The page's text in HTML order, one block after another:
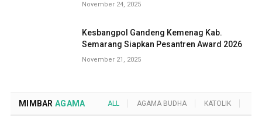
November 24, 2025
Kesbangpol Gandeng Kemenag Kab.
Semarang Siapkan Pesantren Award 2026
November 21, 2025
MIMBAR AGAMA ALL AGAMA BUDHA KATOLIK